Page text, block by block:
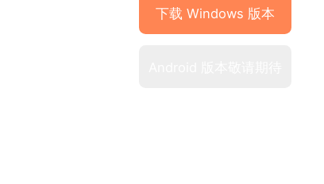
下载 Windows 版本